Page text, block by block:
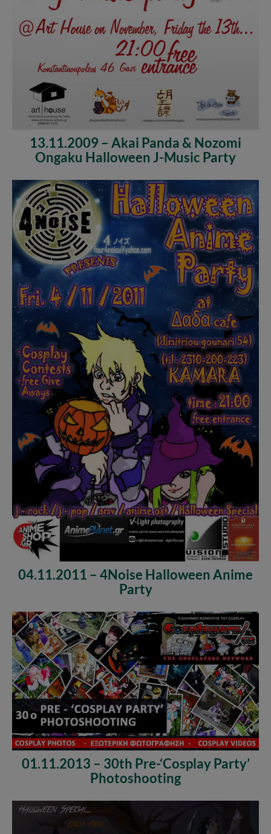
13.11.2009 – Akai Panda & Nozomi
Ongaku Halloween J-Music Party
04.11.2011 – 4Noise Halloween Anime
Party
01.11.2013 – 30th Pre-‘Cosplay Party’
Photoshooting